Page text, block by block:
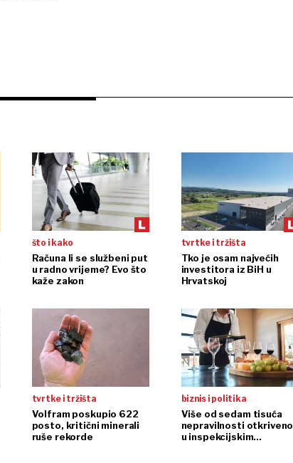
što i kako
Računa li se službeni put
u radno vrijeme? Evo što
kaže zakon
tvrtke i tržišta
Tko je osam najvećih
investitora iz BiH u
Hrvatskoj
tvrtke i tržišta
Volfram poskupio 622
posto, kritični minerali
ruše rekorde
biznis i politika
Više od sedam tisuća
nepravilnosti otkriveno
u inspekcijskim